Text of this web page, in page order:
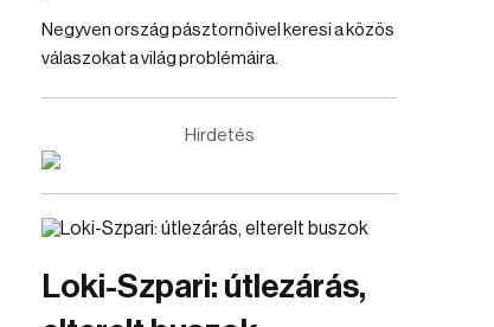
Negyven ország pásztornőivel keresi a közös
válaszokat a világ problémáira.
Hirdetés
Loki-Szpari: útlezárás,